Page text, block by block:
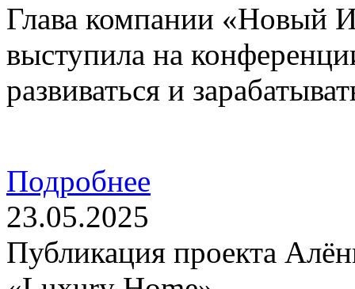
Глава компании «Новый
выступила на
развиваться и
Подробнее
23.05.2025
Публикация проекта